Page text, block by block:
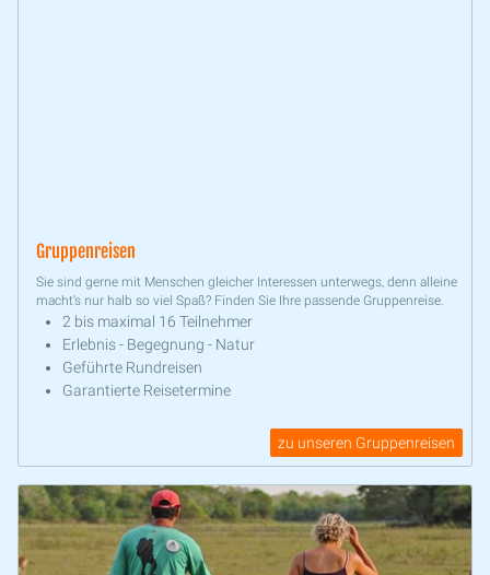
Gruppenreisen
Sie sind gerne mit Menschen gleicher Interessen unterwegs, denn alleine
macht’s nur halb so viel Spaß? Finden Sie Ihre passende Gruppenreise.
2 bis maximal 16 Teilnehmer
Erlebnis - Begegnung - Natur
Geführte Rundreisen
Garantierte Reisetermine
zu unseren Gruppenreisen